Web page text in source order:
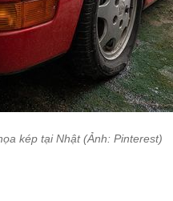
kép tại Nhật (Ảnh: Pinterest)